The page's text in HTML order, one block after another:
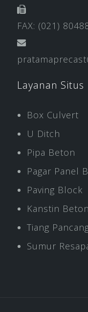
FAX: (021)
Layanan Situs
Box Culvert
U Ditch
Pipa Beton
Pagar Panel
Paving Block
Kanstin Beton
Tiang
Sumur